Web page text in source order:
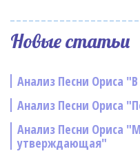
Новые статьи
Анализ Песни Ориса
Анализ Песни Ориса
Анализ Песни Ориса
утверждающая"